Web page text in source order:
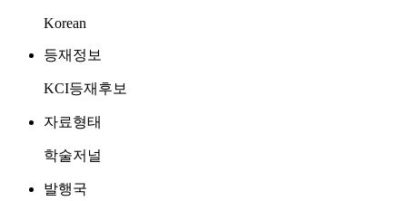
Korean
등재정보
KCI등재후보
자료형태
학술저널
발행국